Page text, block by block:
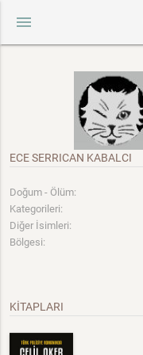
menu
ECE SERRICAN KABALCI
Doğum - Ölüm:
Kategorileri:
Diğer İsimleri:
Bölgesi:
KİTAPLARI